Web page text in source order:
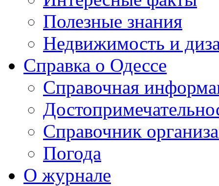
Полезные знания
Недвижимость и
Справка о Одессе
Справочная
Справочник
Погода
О журнале